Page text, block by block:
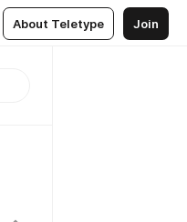
About Teletype Join